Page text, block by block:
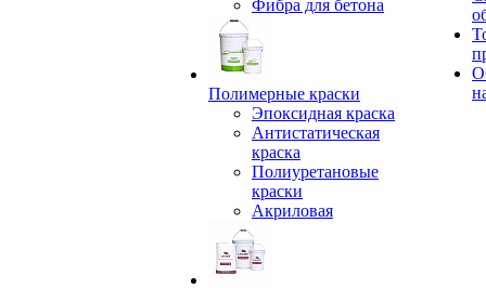
Фибра для бетона
Полимерные краски
Эпоксидная краска
Антистатическая
краска
Полиуретановые
краски
Акриловая